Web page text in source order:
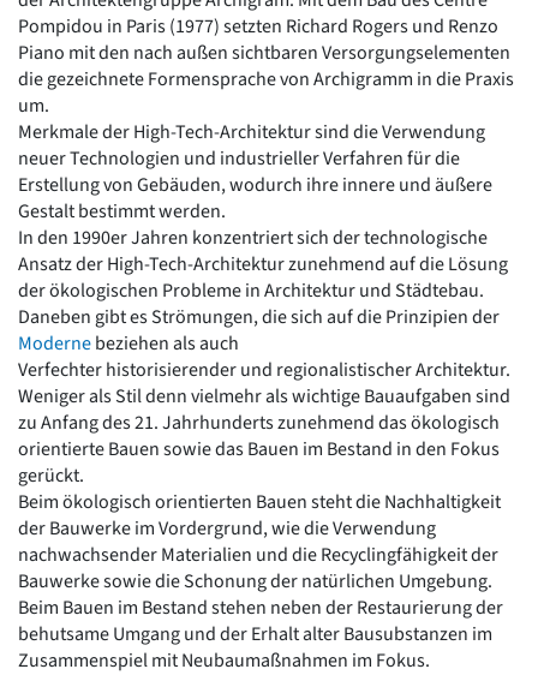
Historismus
Klassizismus
Barock
Renaissance
Romanik
Vorromanik
Römische Antike
Über uns
Über baukunst-nrw
Fachbeirat
Freunde & Förderer
Kontakt
Impressum
Datenschutz
Suchbegriff eingeben
Pompidou in Paris (1977) setzten Richard Rogers und Renzo
Piano mit den nach außen sichtbaren Versorgungselementen
die gezeichnete Formensprache von Archigramm in die Praxis
um.
Merkmale der High-Tech-Architektur sind die Verwendung
neuer Technologien und industrieller Verfahren für die
Erstellung von Gebäuden, wodurch ihre innere und äußere
Gestalt bestimmt werden.
In den 1990er Jahren konzentriert sich der technologische
Ansatz der High-Tech-Architektur zunehmend auf die Lösung
der ökologischen Probleme in Architektur und Städtebau.
Daneben gibt es Strömungen, die sich auf die Prinzipien der
Modernebeziehen als auch
Verfechter historisierender und regionalistischer Architektur.
Weniger als Stil denn vielmehr als wichtige Bauaufgaben sind
zu Anfang des 21. Jahrhunderts zunehmend das ökologisch
orientierte Bauen sowie das Bauen im Bestand in den Fokus
gerückt.
Beim ökologisch orientierten Bauen steht die Nachhaltigkeit
der Bauwerke im Vordergrund, wie die Verwendung
nachwachsender Materialien und die Recyclingfähigkeit der
Bauwerke sowie die Schonung der natürlichen Umgebung.
Beim Bauen im Bestand stehen neben der Restaurierung der
behutsame Umgang und der Erhalt alter Bausubstanzen im
Zusammenspiel mit Neubaumaßnahmen im Fokus.